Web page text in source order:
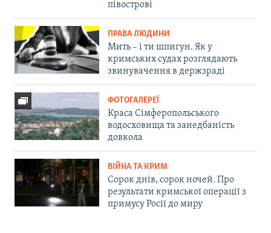
півострові
ПРАВА ЛЮДИНИ
Мить – і ти шпигун. Як у
кримських судах розглядають
звинувачення в держзраді
ФОТОГАЛЕРЕЇ
Краса Сімферопольського
водосховища та занедбаність
довкола
ВІЙНА ТА КРИМ
Сорок днів, сорок ночей. Про
результати кримської операції з
примусу Росії до миру